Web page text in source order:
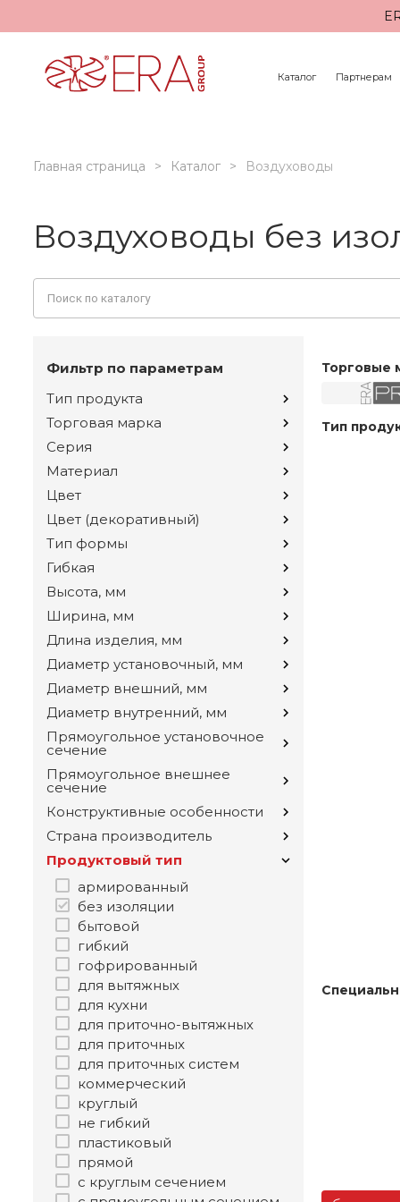
Каталог Партнерам
Главная страница Каталог Воздуховоды
Воздуховоды без
Фильтр по параметрам
Тип продукта
Торговая марка
Серия
Материал
Цвет
Цвет (декоративный)
Тип формы
Гибкая
Высота, мм
Ширина, мм
Длина изделия, мм
Диаметр установочный, мм
Диаметр внешний, мм
Диаметр внутренний, мм
Прямоугольное установочное
сечение
Прямоугольное внешнее
сечение
Конструктивные особенности
Страна производитель
Продуктовый тип
армированный
без изоляции
бытовой
гибкий
гофрированный
для вытяжных
для кухни
для приточно-вытяжных
для приточных
для приточных систем
коммерческий
круглый
не гибкий
пластиковый
прямой
с круглым сечением
Торговые
Тип